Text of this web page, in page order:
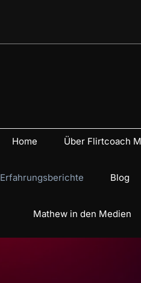
Home Über Flirtcoach
Erfahrungsberichte Blog
Mathew in den Medien